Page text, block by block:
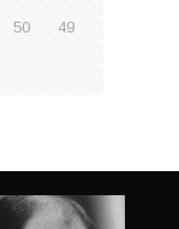
49
50